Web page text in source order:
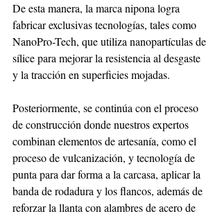
De esta manera, la marca nipona logra
fabricar exclusivas tecnologías, tales como
NanoPro-Tech, que utiliza nanopartículas de
sílice para mejorar la resistencia al desgaste
y la tracción en superficies mojadas.
Posteriormente, se continúa con el proceso
de construcción donde nuestros expertos
combinan elementos de artesanía, como el
proceso de vulcanización, y tecnología de
punta para dar forma a la carcasa, aplicar la
banda de rodadura y los flancos, además de
reforzar la llanta con alambres de acero de